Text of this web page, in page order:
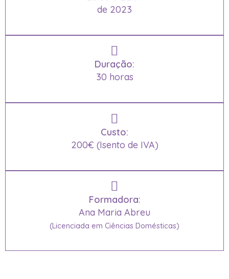
de 2023
Duração:
30 horas
Custo:
200€ (Isento de IVA)
Formadora:
Ana Maria Abreu
(Licenciada em Ciências Domésticas)